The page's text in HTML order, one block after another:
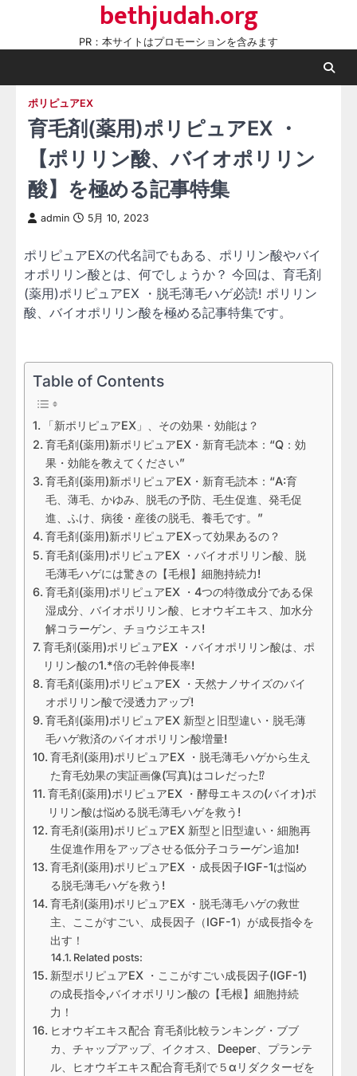
content
bethjudah.org
PR：本サイトはプロモーションを含みます
ポリピュアEX
育毛剤(薬用)ポリピュアEX ・
【ポリリン酸、バイオポリリン
酸】を極める記事特集
admin 5月 10, 2023
ポリピュアEXの代名詞でもある、ポリリン酸やバイ
オポリリン酸とは、何でしょうか？ 今回は、育毛剤
(薬用)ポリピュアEX ・脱毛薄毛ハゲ必読! ポリリン
酸、バイオポリリン酸を極める記事特集です。
Table of Contents
「新ポリピュアEX」、その効果・効能は？
育毛剤(薬用)新ポリピュアEX・新育毛読本：“Q：効
果・効能を教えてください”
育毛剤(薬用)新ポリピュアEX・新育毛読本：“A:育
毛、薄毛、かゆみ、脱毛の予防、毛生促進、発毛促
進、ふけ、病後・産後の脱毛、養毛です。”
育毛剤(薬用)新ポリピュアEXって効果あるの？
育毛剤(薬用)ポリピュアEX ・バイオポリリン酸、脱
毛薄毛ハゲには驚きの【毛根】細胞持続力!
育毛剤(薬用)ポリピュアEX ・4つの特徴成分である保
湿成分、バイオポリリン酸、ヒオウギエキス、加水分
解コラーゲン、チョウジエキス!
育毛剤(薬用)ポリピュアEX ・バイオポリリン酸は、ポ
リリン酸の1.*倍の毛幹伸長率!
育毛剤(薬用)ポリピュアEX ・天然ナノサイズのバイ
オポリリン酸で浸透力アップ!
育毛剤(薬用)ポリピュアEX 新型と旧型違い・脱毛薄
毛ハゲ救済のバイオポリリン酸増量!
育毛剤(薬用)ポリピュアEX ・脱毛薄毛ハゲから生え
た育毛効果の実証画像(写真)はコレだった⁉
育毛剤(薬用)ポリピュアEX ・酵母エキスの(バイオ)ポ
リリン酸は悩める脱毛薄毛ハゲを救う!
育毛剤(薬用)ポリピュアEX 新型と旧型違い・細胞再
生促進作用をアップさせる低分子コラーゲン追加!
育毛剤(薬用)ポリピュアEX ・成長因子IGF-1は悩め
る脱毛薄毛ハゲを救う!
育毛剤(薬用)ポリピュアEX ・脱毛薄毛ハゲの救世
主、ここがすごい、成長因子（IGF-1）が成長指令を
出す！
Related posts:
新型ポリピュアEX ・ここがすごい成長因子(IGF-1)
の成長指令,バイオポリリン酸の【毛根】細胞持続
力！
ヒオウギエキス配合 育毛剤比較ランキング・ブブ
カ、チャップアップ、イクオス、Deeper、プランテ
ル、ヒオウギエキス配合育毛剤で５αリダクターゼを